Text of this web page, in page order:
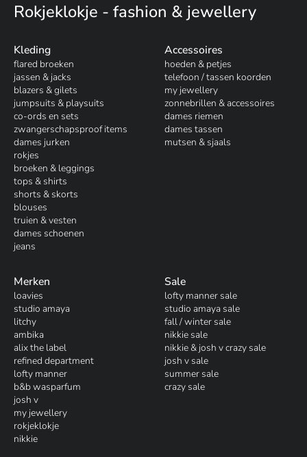
Rokjeklokje - fashion & jewellery
Kleding
flared broeken
jassen & jacks
blazers & gilets
jumpsuits & playsuits
co-ords en sets
zwangerschapsproof items
dames jurken
rokjes
broeken & leggings
tops & shirts
shorts & skorts
blouses
truien & vesten
dames schoenen
jeans
Accessoires
hoeden & petjes
telefoon / tassen koorden
my jewellery
zonnebrillen & accessoires
dames riemen
dames tassen
mutsen & sjaals
Merken
loavies
studio amaya
litchy
ambika
alix the label
refined department
lofty manner
b&b wasparfum
josh v
my jewellery
rokjeklokje
nikkie
Sale
lofty manner sale
studio amaya sale
fall / winter sale
nikkie sale
nikkie & josh v crazy sale
josh v sale
summer sale
crazy sale